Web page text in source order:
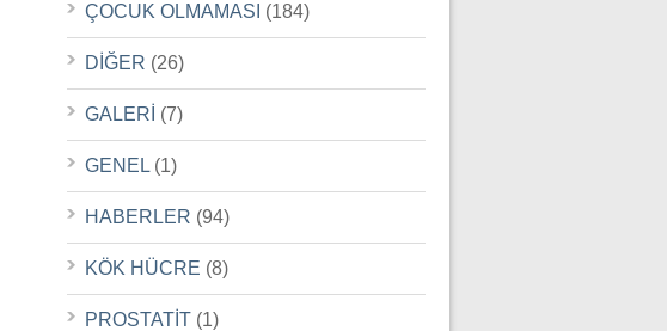
ÇOCUK OLMAMASI (184)
DİĞER (26)
GALERİ (7)
GENEL (1)
HABERLER (94)
KÖK HÜCRE (8)
PROSTATİT (1)